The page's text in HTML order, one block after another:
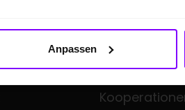
Anpassen
Neuigkeiten
Zentrale